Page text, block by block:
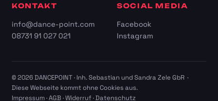
KONTAKT
info@dance-point.com
08731 91 027 021
SOCIAL MEDIA
Facebook
Instagram
© 2026 DANCEPOINT · Inh. Sebastian und Sandra Zele GbR ·
Diese Webseite kommt ohne Cookies aus.
Impressum·AGB ·Widerruf·Datenschutz